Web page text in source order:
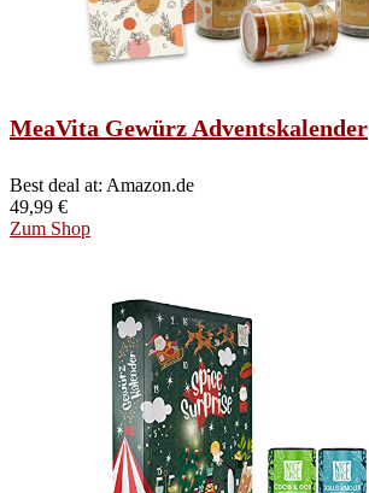
MeaVita Gewürz Adventskalender
Best deal at: Amazon.de
49,99 €
Zum Shop